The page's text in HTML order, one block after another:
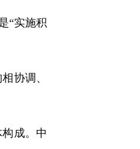
“实施积
协调、
成。中